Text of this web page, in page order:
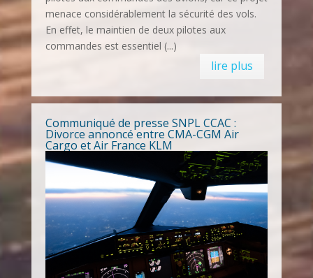
menace considérablement la sécurité des vols.
En effet, le maintien de deux pilotes aux
commandes est essentiel (...)
lire plus
Communiqué de presse SNPL CCAC :
Divorce annoncé entre CMA-CGM Air
Cargo et Air France KLM